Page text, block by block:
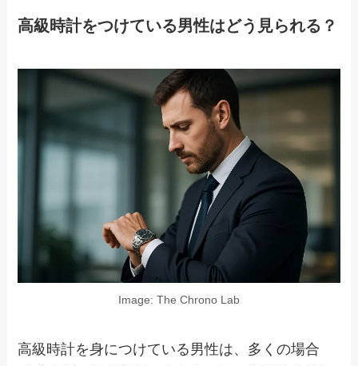
高級時計をつけている男性はどう見られる？
Image: The Chrono Lab
高級時計を身につけている男性は、多くの場合